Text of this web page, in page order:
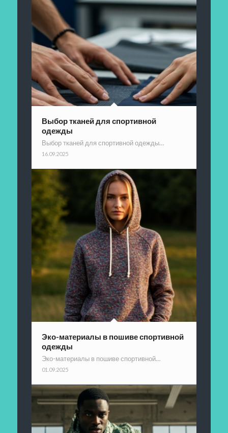
Выбор тканей для спортивной
одежды
Выбор тканей для спортивной одежды…
16.09.2025
Эко-материалы в пошиве спортивной
одежды
Эко-материалы в пошиве спортивной…
01.09.2025